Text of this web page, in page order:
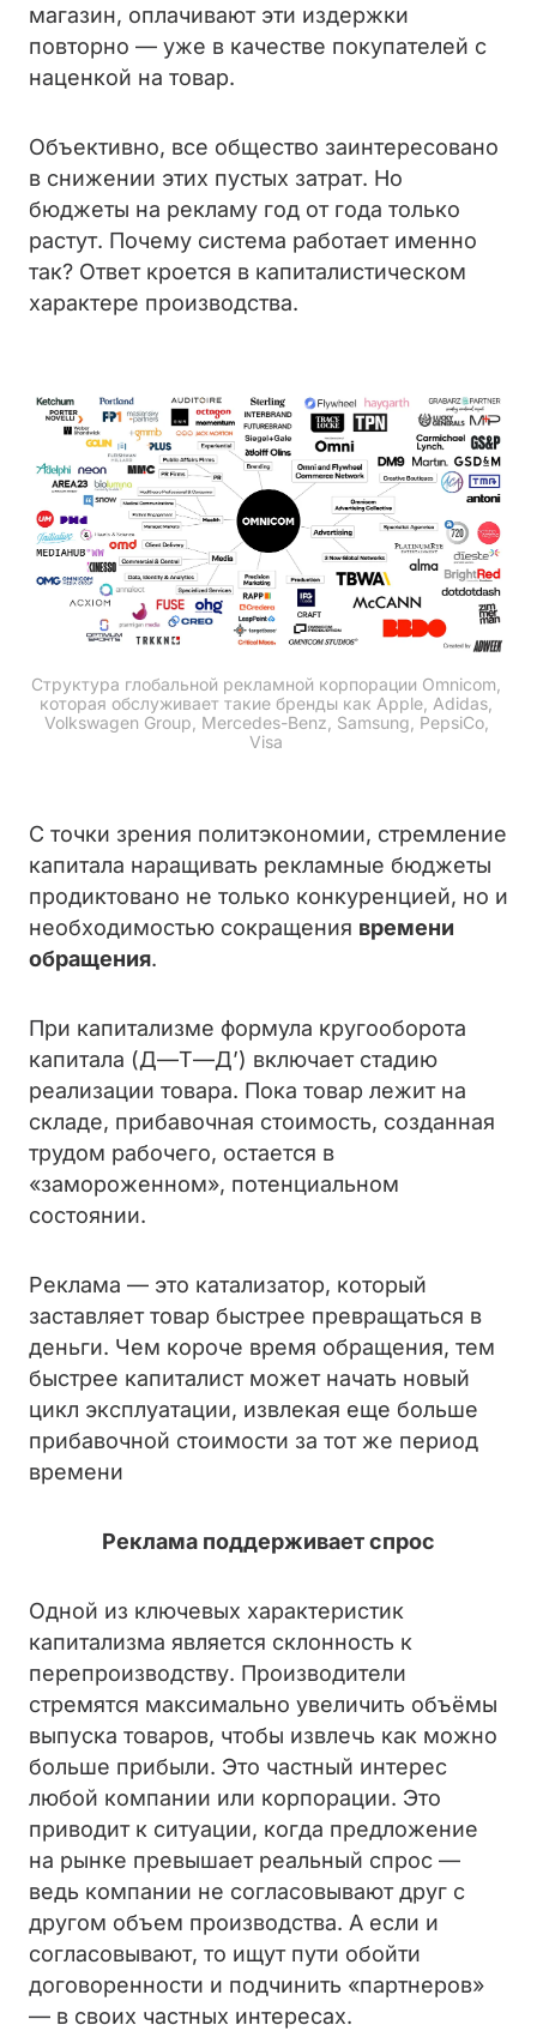
магазин, оплачивают эти издержки
повторно — уже в качестве покупателей с
наценкой на товар.
Объективно, все общество заинтересовано
в снижении этих пустых затрат. Но
бюджеты на рекламу год от года только
растут. Почему система работает именно
так? Ответ кроется в капиталистическом
характере производства.
Структура глобальной рекламной корпорации Omnicom,
которая обслуживает такие бренды как Apple, Adidas,
Volkswagen Group, Mercedes-Benz, Samsung, PepsiCo,
Visa
С точки зрения политэкономии, стремление
капитала наращивать рекламные бюджеты
продиктовано не только конкуренцией, но и
необходимостью сокращения времени
обращения.
При капитализме формула кругооборота
капитала (Д—Т—Д’) включает стадию
реализации товара. Пока товар лежит на
складе, прибавочная стоимость, созданная
трудом рабочего, остается в
«замороженном», потенциальном
состоянии.
Реклама — это катализатор, который
заставляет товар быстрее превращаться в
деньги. Чем короче время обращения, тем
быстрее капиталист может начать новый
цикл эксплуатации, извлекая еще больше
прибавочной стоимости за тот же период
времени
Реклама поддерживает спрос
Одной из ключевых характеристик
капитализма является склонность к
перепроизводству. Производители
стремятся максимально увеличить объёмы
выпуска товаров, чтобы извлечь как можно
больше прибыли. Это частный интерес
любой компании или корпорации. Это
приводит к ситуации, когда предложение
на рынке превышает реальный спрос —
ведь компании не согласовывают друг с
другом объем производства. А если и
согласовывают, то ищут пути обойти
договоренности и подчинить «партнеров»
— в своих частных интересах.